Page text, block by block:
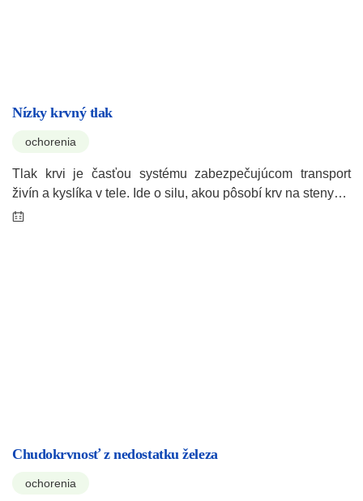
Nízky krvný tlak
ochorenia
Tlak krvi je časťou systému zabezpečujúcom transport
živín a kyslíka v tele. Ide o silu, akou pôsobí krv na steny…
Chudokrvnosť z nedostatku železa
ochorenia